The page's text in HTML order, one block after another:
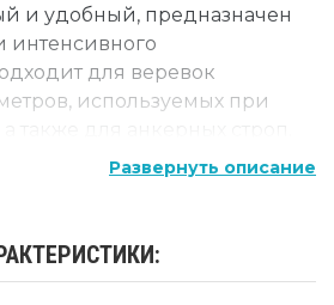
и удобный, предназначен
интенсивного
для веревок
используемых при
изделия.
Развернуть описание